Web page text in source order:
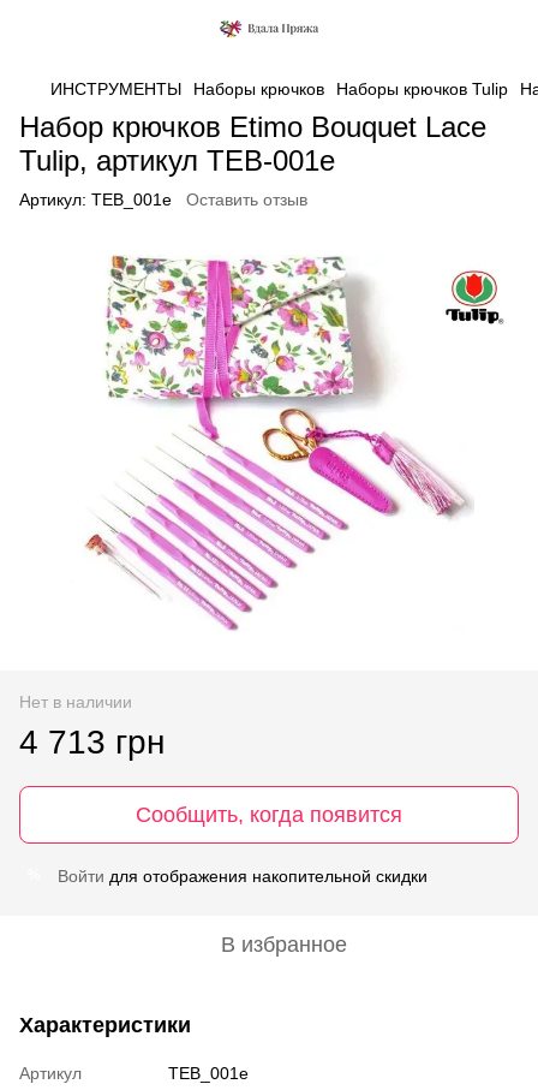
ИНСТРУМЕНТЫ Наборы крючков Наборы крючков Tulip
Набор крючков Etimo Bouquet Lace
Tulip, артикул TEB-001e
Артикул: TEB_001e Оставить отзыв
Нет в наличии
4 713 грн
Сообщить, когда появится
Войти для отображения накопительной скидки
В избранное
Характеристики
Артикул
TEB_001e